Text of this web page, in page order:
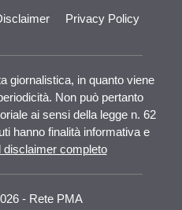
Privacy Policy
giornalistica, in quanto viene
Non può pertanto
ai sensi della legge n. 62
hanno finalità informativa e
disclaimer completo
- Rete PMA